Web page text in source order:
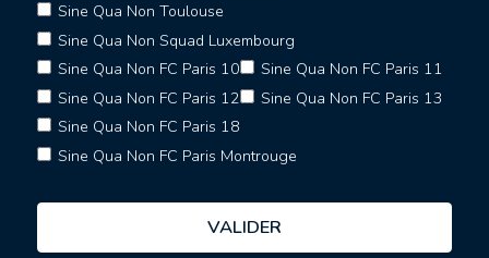
Sine Qua Non Toulouse
Sine Qua Non Squad Luxembourg
Sine Qua Non FC Paris 10
Sine Qua Non FC Paris 11
Sine Qua Non FC Paris 12
Sine Qua Non FC Paris 13
Sine Qua Non FC Paris 18
Sine Qua Non FC Paris Montrouge